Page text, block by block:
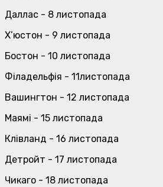
Даллас - 8 листопада
Х’юстон - 9 листопада
Бостон - 10 листопада
Філадельфія - 11листопада
Вашингтон - 12 листопада
Маямі - 15 листопада
Клівланд - 16 листопада
Детройт - 17 листопада
Чикаго - 18 листопада